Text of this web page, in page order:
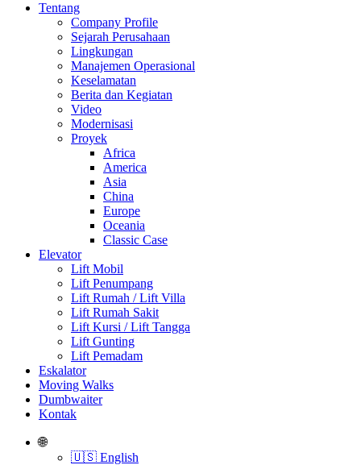
Tentang
Company Profile
Sejarah Perusahaan
Lingkungan
Manajemen Operasional
Keselamatan
Berita dan Kegiatan
Video
Modernisasi
Proyek
Africa
America
Asia
China
Europe
Oceania
Classic Case
Elevator
Lift Mobil
Lift Penumpang
Lift Rumah / Lift Villa
Lift Rumah Sakit
Lift Kursi / Lift Tangga
Lift Gunting
Lift Pemadam
Eskalator
Moving Walks
Dumbwaiter
Kontak
🌐
🇺🇸 English